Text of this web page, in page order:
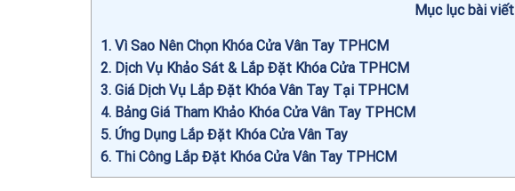
Mục lục bài viết
1 Vì Sao Nên Chọn Khóa Cửa Vân Tay TPHCM
2 Dịch Vụ Khảo Sát & Lắp Đặt Khóa Cửa TPHCM
3 Giá Dịch Vụ Lắp Đặt Khóa Vân Tay Tại TPHCM
4 Bảng Giá Tham Khảo Khóa Cửa Vân Tay TPHCM
5 Ứng Dụng Lắp Đặt Khóa Cửa Vân Tay
6 Thi Công Lắp Đặt Khóa Cửa Vân Tay TPHCM